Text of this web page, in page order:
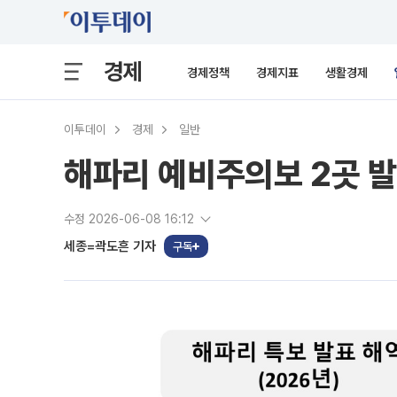
경제 경제정책 경제지표 생활경제
이투데이 경제 일반
해파리 예비주의보 2곳
수정 2026-06-08 16:12
세종=곽도흔 기자 구독